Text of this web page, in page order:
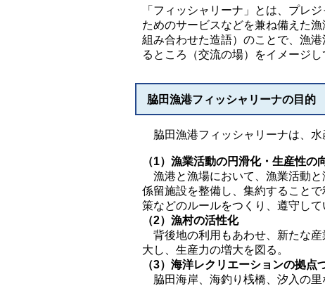
「フィッシャリーナ」とは、プレ
ためのサービスなどを兼ね備えた
組み合わせた造語）のことで、漁
るところ（交流の場）をイメージし
脇田漁港フィッシャリーナの目的
脇田漁港フィッシャリーナは、水
（1）漁業活動の円滑化・生産性の
漁港と漁場において、漁業活動と
係留施設を整備し、集約すること
策などのルールをつくり、遵守し
（2）漁村の活性化
背後地の利用もあわせ、新たな産
大し、生産力の増大を図る。
（3）海洋レクリエーションの拠点
脇田海岸、海釣り桟橋、汐入の里